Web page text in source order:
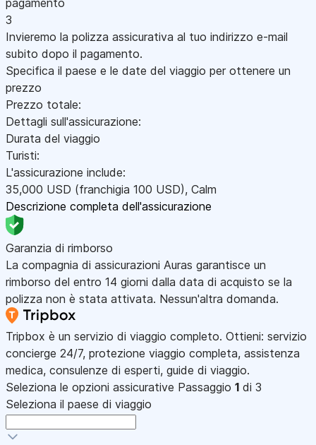
pagamento
3
Invieremo la polizza assicurativa al tuo indirizzo e-mail
subito dopo il pagamento.
Specifica il paese e le date del viaggio per ottenere un
prezzo
Prezzo totale:
Dettagli sull'assicurazione:
Durata del viaggio
Turisti:
L'assicurazione include:
35,000 USD (franchigia 100 USD), Calm
Descrizione completa dell'assicurazione
Garanzia di rimborso
La compagnia di assicurazioni Auras garantisce un
rimborso del entro 14 giorni dalla data di acquisto se la
polizza non è stata attivata. Nessun'altra domanda.
Tripbox è un servizio di viaggio completo. Ottieni: servizio
concierge 24/7, protezione viaggio completa, assistenza
medica, consulenze di esperti, guide di viaggio.
Seleziona le opzioni assicurative Passaggio 1 di 3
Seleziona il paese di viaggio